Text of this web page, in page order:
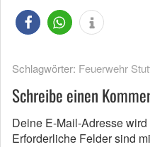
Schlagwörter: Feuerwehr
Schreibe einen
Deine E-Mail-Adresse
Erforderliche Felder sind